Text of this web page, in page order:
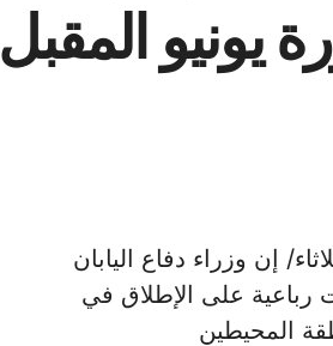
يونيو المقبل
إن وزراء دفاع اليابان
رباعية على الإطلاق في
المحيطين